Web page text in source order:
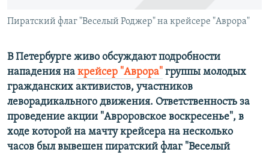
Все сайты РСЕ/РС
Пиратский флаг "Веселый Роджер" на крейсере "Аврора"
В Петербурге живо обсуждают подробности
нападения на крейсер "Аврора" группы молодых
гражданских активистов, участников
леворадикального движения. Ответственность за
проведение акции "Авроровское воскресенье", в
ходе которой на мачту крейсера на несколько
часов был вывешен пиратский флаг "Веселый